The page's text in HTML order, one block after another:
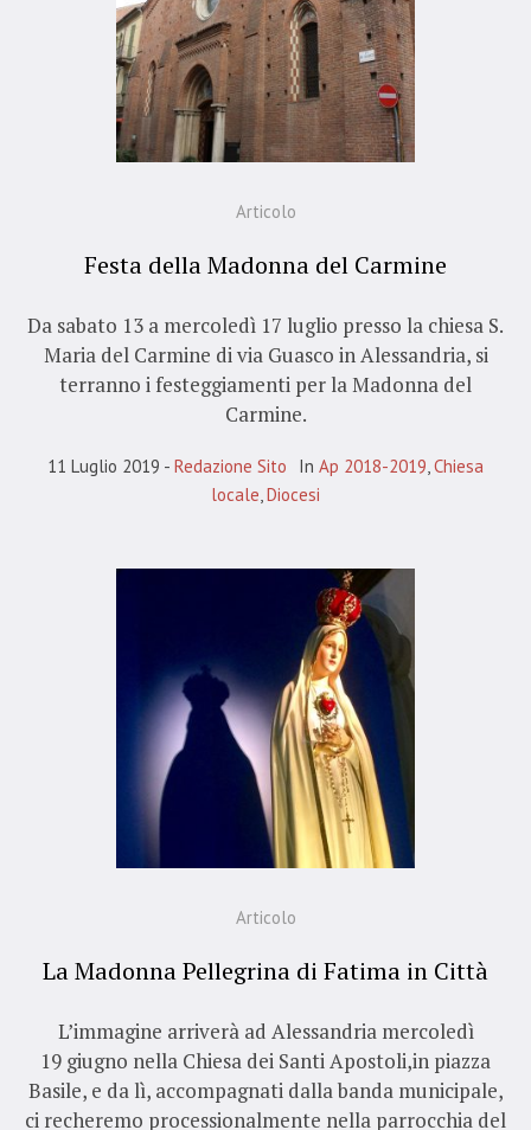
Articolo
Festa della Madonna del Carmine
Da sabato 13 a mercoledì 17 luglio presso la chiesa S.
Maria del Carmine di via Guasco in Alessandria, si
terranno i festeggiamenti per la Madonna del
Carmine.
11 Luglio 2019 Redazione Sito In Ap 2018-2019,Chiesa
locale,Diocesi
Articolo
La Madonna Pellegrina di Fatima in Città
L’immagine arriverà ad Alessandria mercoledì
19 giugno nella Chiesa dei Santi Apostoli,in piazza
Basile, e da lì, accompagnati dalla banda municipale,
ci recheremo processionalmente nella parrocchia del